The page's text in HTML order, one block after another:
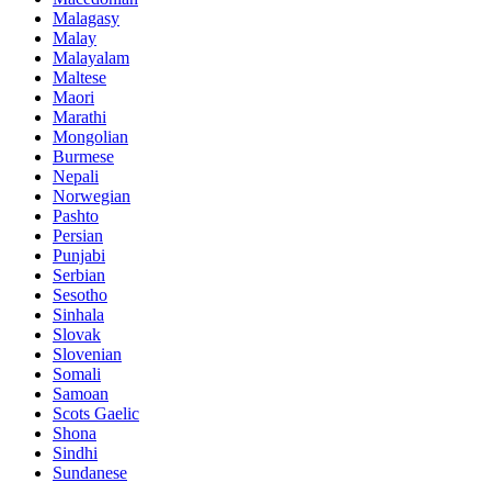
Malagasy
Malay
Malayalam
Maltese
Maori
Marathi
Mongolian
Burmese
Nepali
Norwegian
Pashto
Persian
Punjabi
Serbian
Sesotho
Sinhala
Slovak
Slovenian
Somali
Samoan
Scots Gaelic
Shona
Sindhi
Sundanese